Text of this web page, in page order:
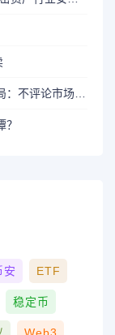
安 ETF
稳定币